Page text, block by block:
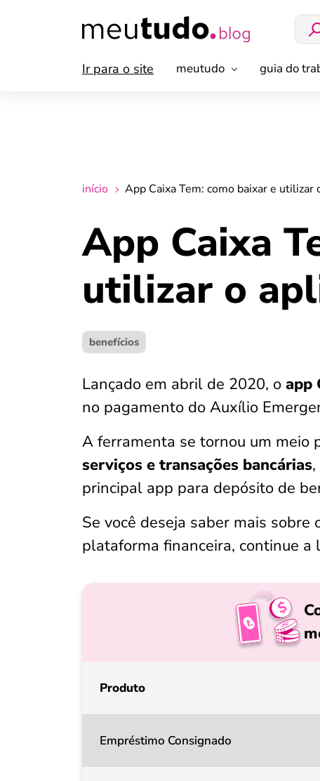
Ir para o site meutudo guia do
início App Caixa Tem: como baixar e
App Caixa
utilizar o
benefícios
Lançado em abril de 2020, o app
no pagamento do Auxílio
A ferramenta se tornou um meio
serviços e transações bancárias
principal app para depósito de
Se você deseja saber mais sobre
plataforma financeira, continue
Produto
Empréstimo Consignado